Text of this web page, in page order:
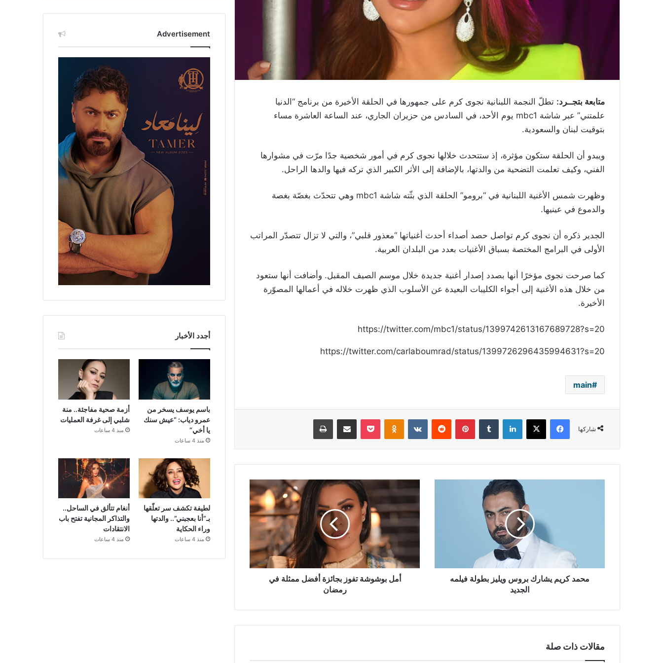
متابعة بتجــرد: تطلّ النجمة اللبنانية نجوى كرم على جمهورها في الحلقة الأخيرة من برنامج “الدنيا
علمتني” عبر شاشة mbc1 يوم الأحد، في السادس من حزيران الجاري، عند الساعة العاشرة مساء
بتوقيت لبنان والسعودية.
ويبدو أن الحلقة ستكون مؤثرة، إذ ستتحدث خلالها نجوى كرم في أمور شخصية جدًا مرّت في مشوارها
الفني، وكيف تعلمت التضحية من والدتها، بالإضافة إلى الأثر الكبير الذي تركه فيها والدها الراحل.
وظهرت شمس الأغنية اللبنانية في “برومو” الحلقة الذي بثّته شاشة mbc1 وهي تتحدّث بغصّة بغصة
والدموع في عينيها.
الجدير ذكره أن نجوى كرم تواصل حصد أصداء أحدث أغنياتها “معذور قلبي”، والتي لا تزال تتصدّر المراتب
الأولى في البرامج المختصة بسباق الأغنيات بعدد من البلدان العربية.
كما صرحت نجوى مؤخرًا أنها بصدد إصدار أغنية جديدة خلال موسم الصيف المقبل. وأضافت أنها ستعود
من خلال هذه الأغنية إلى أجواء الكليبات البعيدة عن الأسلوب الذي ظهرت خلاله في أعمالها المصوّرة
الأخيرة.
https://twitter.com/mbc1/status/1399742613167689728?s=20
https://twitter.com/carlaboumrad/status/1399726296435994631?s=20
main
شاركها
فيسبوك ‫X لينكدإن بينتيريست Odnoklassniki
‫Pocket مشاركة عبر البريد طباعة
محمد كريم يشارك بروس ويليز بطولة فيلمه
الجديد
بوشوشة
تفوز
أفضل
رمضان
أمل بوشوشة تفوز بجائزة أفضل ممثلة في
رمضان
مقالات ذات صلة
Advertisement
أجدد الأخبار
باسم يوسف يسخر من
عمرو دياب: “عيش سنك
يا أخي”
منذ 4 ساعات
أزمة صحية مفاجئة.. منة
شلبي إلى غرفة العمليات
منذ 4 ساعات
لطيفة تكشف سر تعلّقها
بـ”أنا بعجبني”.. والدتها
وراء الحكاية
منذ 4 ساعات
أنغام تتألق في الساحل..
والتذاكر المجانية تفتح باب
الانتقادات
منذ 4 ساعات